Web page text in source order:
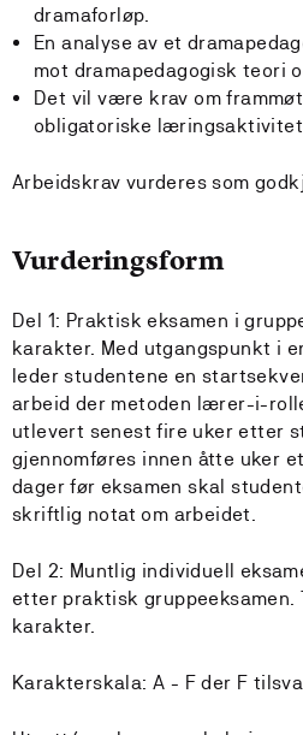
dramaforløp.
En analyse av et
mot dramapedagogisk teori
Det vil være krav om
obligatoriske
Arbeidskrav vurderes som
Vurderingsform
Del 1: Praktisk eksamen i
karakter. Med utgangspunkt i
leder studentene en
arbeid der metoden lærer-i-
utlevert senest fire uker etter
gjennomføres innen åtte uker
dager før eksamen skal
skriftlig notat om arbeidet.
Del 2: Muntlig individuell
etter praktisk gruppeeksamen.
karakter.
Karakterskala: A - F der F